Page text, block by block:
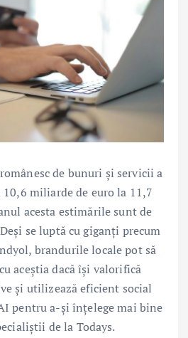
de bunuri şi servicii a
miliarde de euro la 11,7
acesta estimările sunt de
se luptă cu giganți precum
brandurile locale pot să
aceștia dacă își valorifică
și utilizează eficient social
pentru a-și înțelege mai bine
de la Todays.